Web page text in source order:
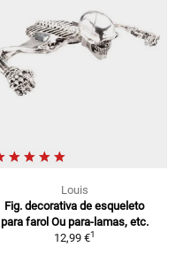
Louis
Fig. decorativa de esqueleto
para farol Ou para-lamas, etc.
12,99 €1